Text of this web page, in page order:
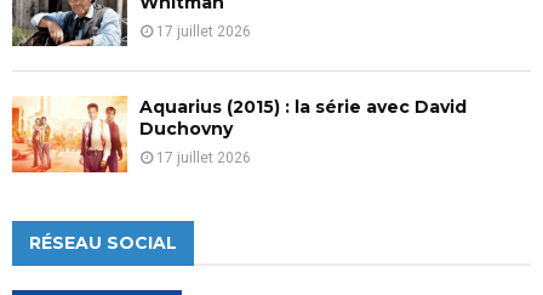
17 juillet 2026
Aquarius (2015) : la série avec David
Duchovny
17 juillet 2026
RÉSEAU SOCIAL